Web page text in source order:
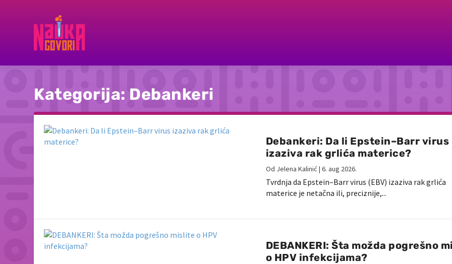
Kategorija: Debankeri
Debankeri: Da li Epstein–Barr virus
izaziva rak grlića materice?
Od Jelena Kalinić | 6. aug 2026.
Tvrdnja da Epstein–Barr virus (EBV) izaziva rak grlića
materice je netačna ili, preciznije,...
DEBANKERI: Šta možda pogrešno
o HPV infekcijama?